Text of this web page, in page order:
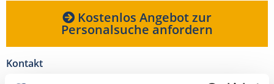
Kostenlos Angebot zur
Personalsuche anfordern
Kontakt